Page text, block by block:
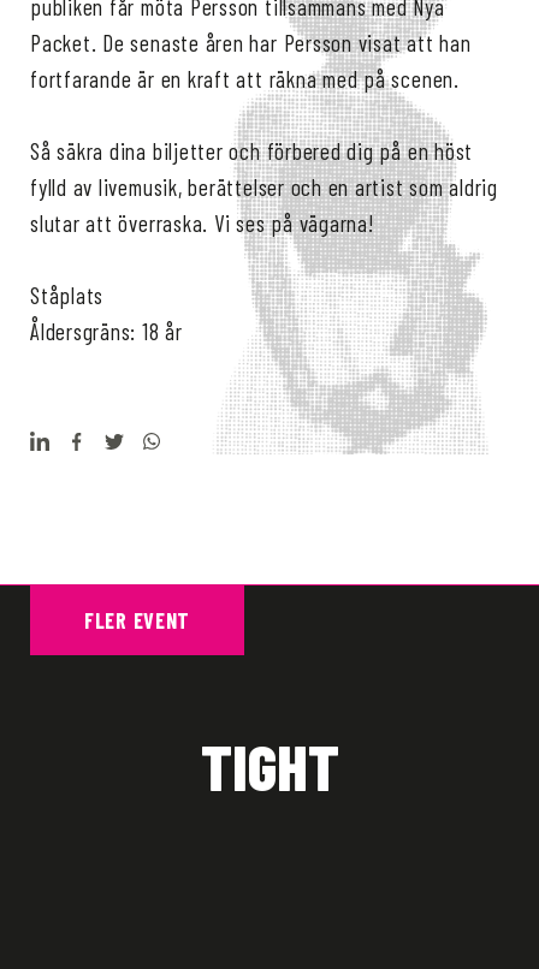
publiken får möta Persson tillsammans med Nya
Packet. De senaste åren har Persson visat att han
fortfarande är en kraft att räkna med på scenen.
Så säkra dina biljetter och förbered dig på en höst
fylld av livemusik, berättelser och en artist som aldrig
slutar att överraska. Vi ses på vägarna!
Ståplats
Åldersgräns: 18 år
FLER EVENT
TIGHT